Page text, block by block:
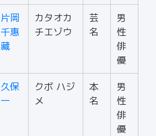
片岡
千惠
藏
カタオカ
チエゾウ
芸
名
男
性
俳
優
久保
一
クボ ハジ
メ
本
名
男
性
俳
優